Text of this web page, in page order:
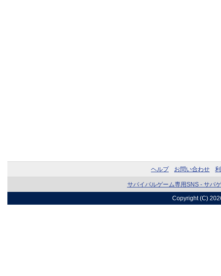
ヘルプ お問い合わせ
サバイバルゲーム専用SNS - サバ
Copyright (C)